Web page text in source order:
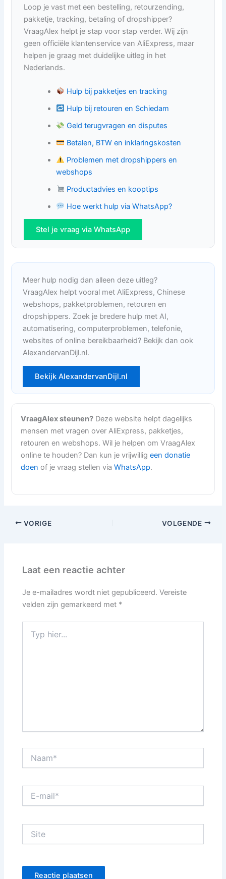
Loop je vast met een bestelling, retourzending,
pakketje, tracking, betaling of dropshipper?
VraagAlex helpt je stap voor stap verder. Wij zijn
geen officiële klantenservice van AliExpress, maar
helpen je graag met duidelijke uitleg in het
Nederlands.
Hulp bij pakketjes en tracking
Hulp bij retouren en Schiedam
Geld terugvragen en disputes
Betalen, BTW en inklaringskosten
Problemen met dropshippers en
webshops
Productadvies en kooptips
Hoe werkt hulp via WhatsApp?
Stel je vraag via WhatsApp
Meer hulp nodig dan alleen deze uitleg?
VraagAlex helpt vooral met AliExpress, Chinese
webshops, pakketproblemen, retouren en
dropshippers. Zoek je bredere hulp met AI,
automatisering, computerproblemen, telefonie,
websites of online bereikbaarheid? Bekijk dan ook
AlexandervanDijl.nl.
Bekijk AlexandervanDijl.nl
VraagAlex steunen? Deze website helpt dagelijks
mensen met vragen over AliExpress, pakketjes,
retouren en webshops. Wil je helpen om VraagAlex
online te houden? Dan kun je vrijwilligeen donatie
doen of je vraag stellen viaWhatsApp.
VORIGE VOLGENDE
Laat een reactie achter
Je e-mailadres wordt niet gepubliceerd. Vereiste
velden zijn gemarkeerd met *
hier...
mail*